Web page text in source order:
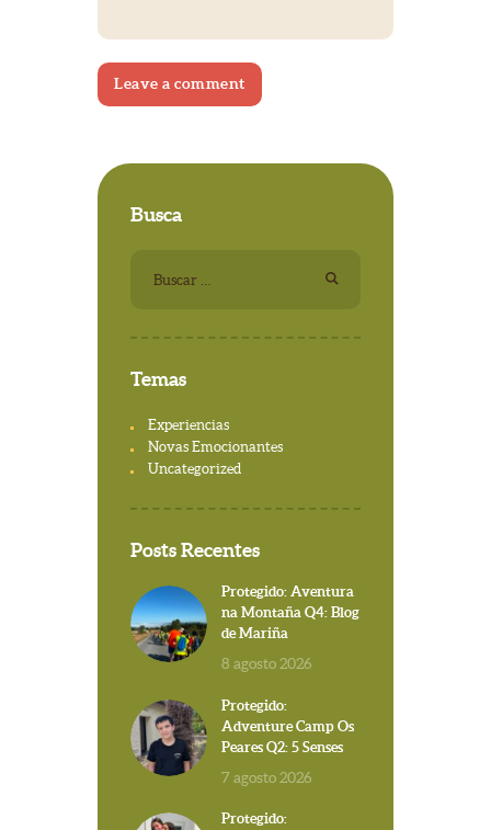
Busca
Temas
Experiencias
Novas Emocionantes
Uncategorized
Posts Recentes
Protegido: Aventura
na Montaña Q4: Blog
de Mariña
8 agosto 2026
Protegido:
Adventure Camp Os
Peares Q2: 5 Senses
7 agosto 2026
Protegido: